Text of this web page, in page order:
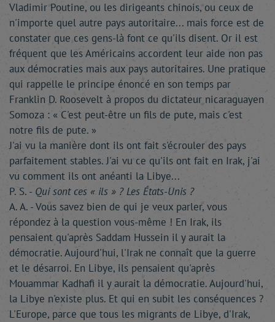
Vladimir Poutine, ou les dirigeants chinois, ou ceux de
n'importe quel autre pays autoritaire... mais force est de
constater que ces gens-là font ce qu'ils disent. Or il est
fréquent que les Américains accordent leur aide non pas
aux démocraties mais aux pays autoritaires. Une pratique
qui rappelle le principe énoncé en son temps par
Franklin D. Roosevelt à propos du dictateur nicaraguayen
Somoza : « C'est peut-être un fils de pute, mais c'est
notre fils de pute. »
J'ai vu la manière dont ils ont fait s'écrouler des pays
parfaitement stables. J'ai vu ce qu'ils ont fait en Irak, j'ai
vu comment ils ont anéanti la Libye...
P. S. - Qui sont ces « ils » ? Les États-Unis ?
A. A. - Vous savez bien de qui je veux parler, vous
répondez à la question vous-même ! En Irak, ils
pensaient qu'après Saddam Hussein il y aurait la
démocratie. Aujourd'hui, l'Irak ne connaît que la guerre
et le désarroi. En Libye, ils pensaient qu'après
Mouammar Kadhafi il y aurait la démocratie. Aujourd'hui,
la Libye n'existe plus. Et qui en subit les conséquences ?
L'Europe, parce que tous les migrants de Libye, d'Irak,